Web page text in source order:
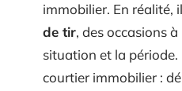
immobilier. En réalité,
de tir, des occasions
situation et la période.
courtier immobilier :